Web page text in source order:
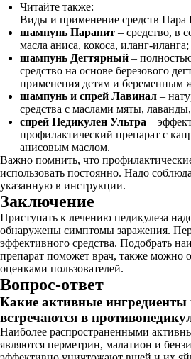
Читайте также:
Виды и применение средств
шампунь Паранит – средство, в
масла аниса, кокоса, иланг-иланга;
шампунь Дегтярный –
средство на основе березового
применения детям и беременным
шампунь и спрей Лавинал –
средства с маслами мяты,
спрей Педикулен Ультра –
профилактический препарат с
анисовым маслом.
Важно помнить, что
использовать постоянно. Надо
указанную в инструкции.
Заключение
Приступать к лечению педикулеза
обнаружены симптомы заражения.
эффективного средства. Подобрать
препарат поможет врач, также можно
оценками пользователей.
Вопрос-ответ
Какие активные ингредиенты
встречаются в
Наиболее распространенными
являются перметрин, малатион и